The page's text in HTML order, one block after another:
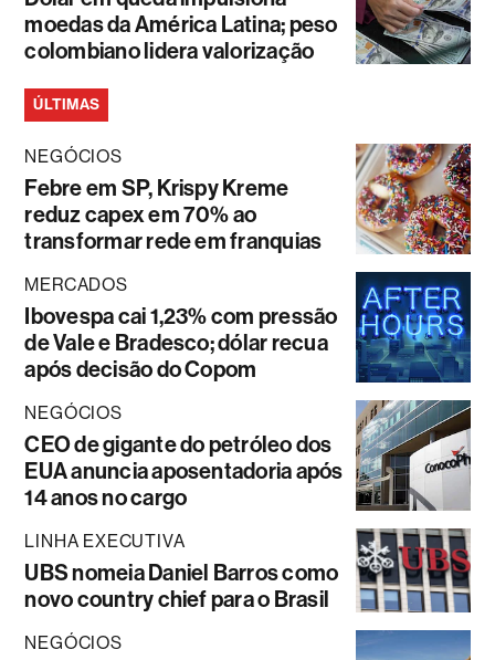
moedas da América Latina; peso
colombiano lidera valorização
ÚLTIMAS
NEGÓCIOS
Febre em SP, Krispy Kreme
reduz capex em 70% ao
transformar rede em franquias
MERCADOS
Ibovespa cai 1,23% com pressão
de Vale e Bradesco; dólar recua
após decisão do Copom
NEGÓCIOS
CEO de gigante do petróleo dos
EUA anuncia aposentadoria após
14 anos no cargo
LINHA EXECUTIVA
UBS nomeia Daniel Barros como
novo country chief para o Brasil
NEGÓCIOS